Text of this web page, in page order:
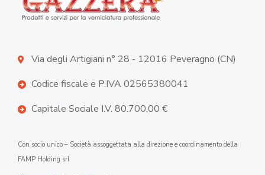
Via degli Artigiani n° 28 - 12016 Peveragno (CN)
Codice fiscale e P.IVA 02565380041
Capitale Sociale I.V. 80.700,00 €
Con socio unico – Società assoggettata alla direzione e coordinamento della
FAMP Holding srl